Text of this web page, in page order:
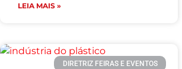
LEIA MAIS »
DIRETRIZ FEIRAS E EVENTOS